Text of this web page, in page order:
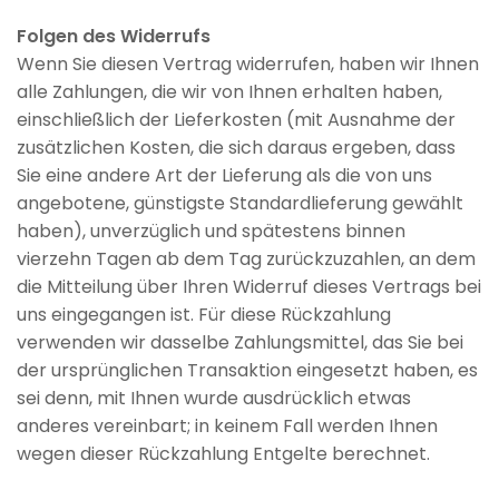
Folgen des Widerrufs
Wenn Sie diesen Vertrag widerrufen, haben wir Ihnen
alle Zahlungen, die wir von Ihnen erhalten haben,
einschließlich der Lieferkosten (mit Ausnahme der
zusätzlichen Kosten, die sich daraus ergeben, dass
Sie eine andere Art der Lieferung als die von uns
angebotene, günstigste Standardlieferung gewählt
haben), unverzüglich und spätestens binnen
vierzehn Tagen ab dem Tag zurückzuzahlen, an dem
die Mitteilung über Ihren Widerruf dieses Vertrags bei
uns eingegangen ist. Für diese Rückzahlung
verwenden wir dasselbe Zahlungsmittel, das Sie bei
der ursprünglichen Transaktion eingesetzt haben, es
sei denn, mit Ihnen wurde ausdrücklich etwas
anderes vereinbart; in keinem Fall werden Ihnen
wegen dieser Rückzahlung Entgelte berechnet.